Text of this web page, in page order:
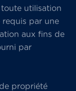
utilisation
par une
aux fins de
par
propriété